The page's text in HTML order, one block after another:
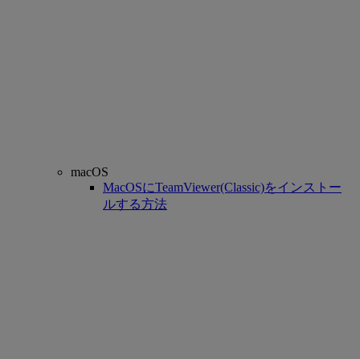
macOS
MacOSにTeamViewer(Classic)をインストー
ルする方法